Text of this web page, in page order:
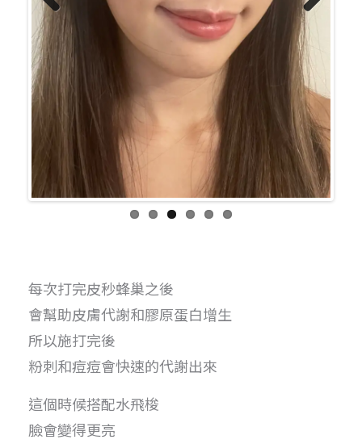
Previo
us
Next
每次打完皮秒蜂巢之後
會幫助皮膚代謝和膠原蛋白增生
所以施打完後
粉刺和痘痘會快速的代謝出來
這個時候搭配水飛梭
臉會變得更亮